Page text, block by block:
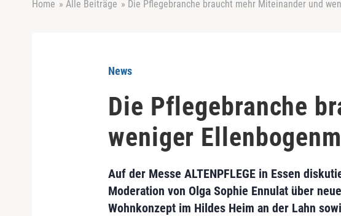
Home » Alle Beiträge » Die Pflegebranche braucht mehr Miteinander und
News
Die Pflegebranche
weniger
Auf der Messe ALTENPFLEGE in Essen
Moderation von Olga Sophie Ennulat über
Wohnkonzept im Hildes Heim an der Lahn